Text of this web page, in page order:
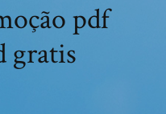
pdf
gratis